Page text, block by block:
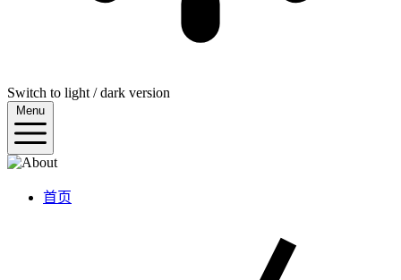
Switch to light / dark version
Menu
首页